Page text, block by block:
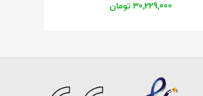
30,229,000 تومان